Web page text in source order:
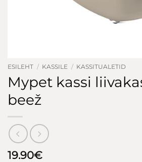
ESILEHT / KASSILE / KASSITUALETID
Mypet kassi
beež
19.90€